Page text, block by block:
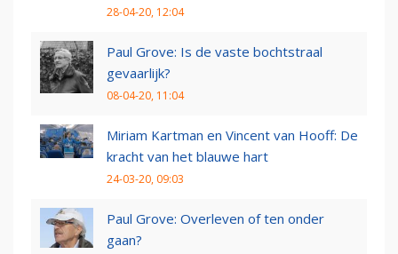
28-04-20, 12:04
Paul Grove: Is de vaste bochtstraal
gevaarlijk?
08-04-20, 11:04
Miriam Kartman en Vincent van Hooff: De
kracht van het blauwe hart
24-03-20, 09:03
Paul Grove: Overleven of ten onder
gaan?